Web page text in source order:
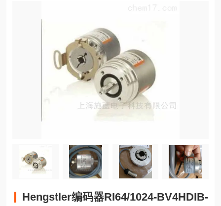
Hengstler编码器RI64/1024-BV4HDIB-